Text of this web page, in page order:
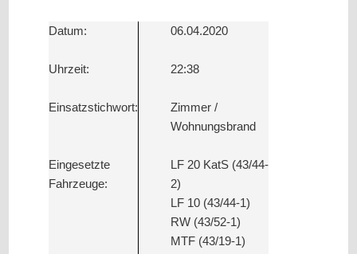
Datum: 06.04.2020
Uhrzeit: 22:38
Einsatzstichwort:
Zimmer /
Wohnungsbrand
Eingesetzte
Fahrzeuge:
LF 20 KatS (43/44-
2)
LF 10 (43/44-1)
RW (43/52-1)
MTF (43/19-1)